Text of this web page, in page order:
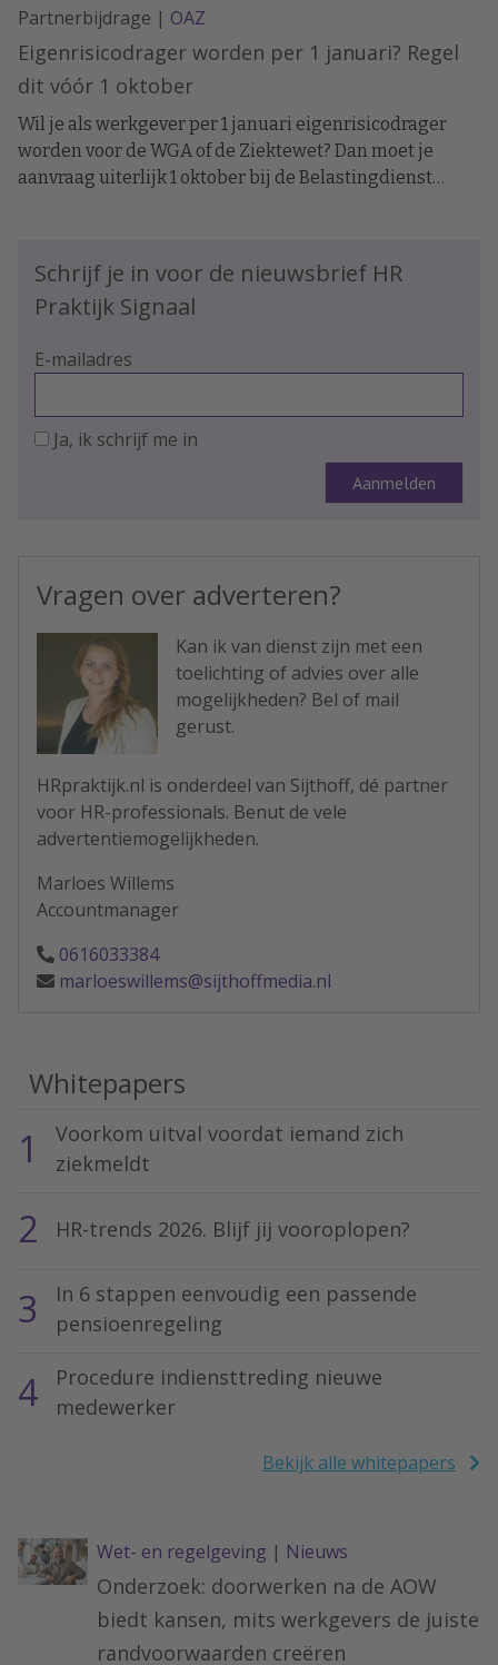
Partnerbijdrage | OAZ
Eigenrisicodrager worden per 1 januari? Regel
dit vóór 1 oktober
Wil je als werkgever per 1 januari eigenrisicodrager
worden voor de WGA of de Ziektewet? Dan moet je
aanvraag uiterlijk 1 oktober bij de Belastingdienst
Schrijf je in voor de nieuwsbrief HR
Praktijk Signaal
E-mailadres
Ja, ik schrijf me in
Vragen over adverteren?
Kan ik van dienst zijn met een
toelichting of advies over alle
mogelijkheden? Bel of mail
gerust.
HRpraktijk.nl is onderdeel van Sijthoff, dé partner
voor HR-professionals. Benut de vele
advertentiemogelijkheden.
Marloes Willems
Accountmanager
0616033384
marloeswillems@sijthoffmedia.nl
Whitepapers
1
Voorkom uitval voordat iemand zich
ziekmeldt
2 HR-trends 2026. Blijf jij vooroplopen?
3
In 6 stappen eenvoudig een passende
pensioenregeling
4
Procedure indiensttreding nieuwe
medewerker
Bekijk alle whitepapers
Wet- en regelgeving | Nieuws
Onderzoek: doorwerken na de AOW
biedt kansen, mits werkgevers de juiste
randvoorwaarden creëren